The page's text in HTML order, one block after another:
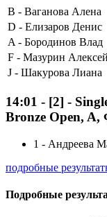
B - Ваганова Алена
D - Елизаров Денис
A - Бородинов Влад
F - Мазурин Алексей
J - Шакурова Лиана
14:01 - [2] -
Bronze Open,
1 - Андреева
подробные
Подробные